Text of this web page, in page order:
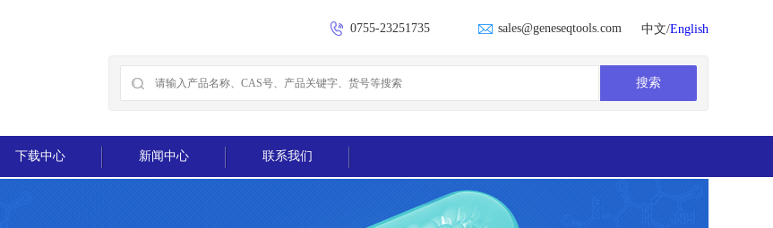
0755-23251735 sales@geneseqtools.com 中文/English
下载中心 新闻中心 联系我们